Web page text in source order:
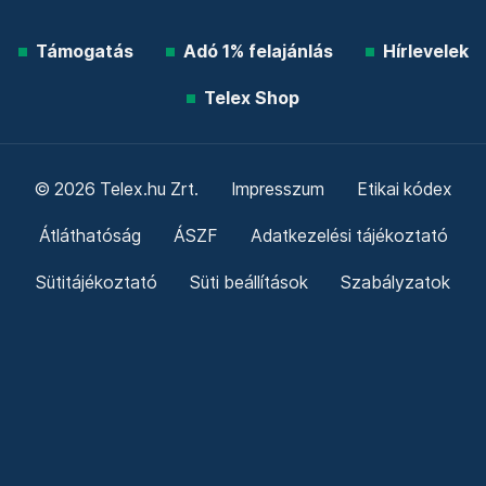
Támogatás Adó 1% felajánlás Hírlevelek
Telex Shop
© 2026 Telex.hu Zrt. Impresszum Etikai kódex
Átláthatóság ÁSZF Adatkezelési tájékoztató
Sütitájékoztató Süti beállítások Szabályzatok